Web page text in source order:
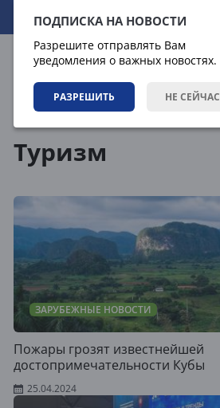
ПОДПИСКА НА НОВОСТИ
Разрешите отправлять Вам
уведомления о важных новостях.
РАЗРЕШИТЬ НЕ СЕЙЧАС
11.08.2026 00:40:58
Туризм
ЗАРУБЕЖНЫЕ НОВОСТИ
Пожары грозят известнейшей
достопримечательности Кубы
25.04.2024